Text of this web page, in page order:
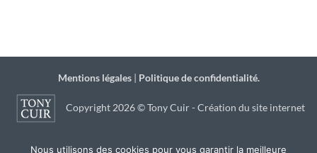
Mentions légales| Politique de confidentialité.
Copyright 2026 © Tony Cuir - Création du site internet
Nous utilisons des cookies pour vous garantir la meilleure